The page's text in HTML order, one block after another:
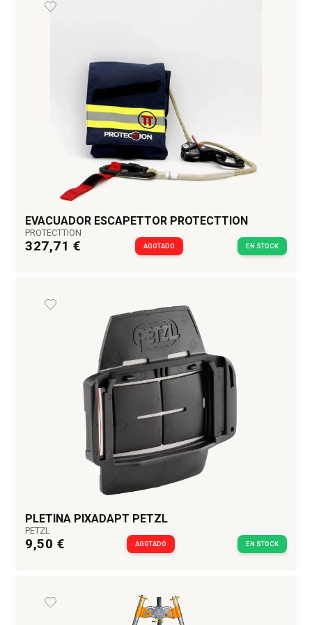
EVACUADOR ESCAPETTOR PROTECTTION
PROTECTTION
327,71 € AGOTADO EN STOCK
PLETINA PIXADAPT PETZL
PETZL
9,50 € AGOTADO EN STOCK